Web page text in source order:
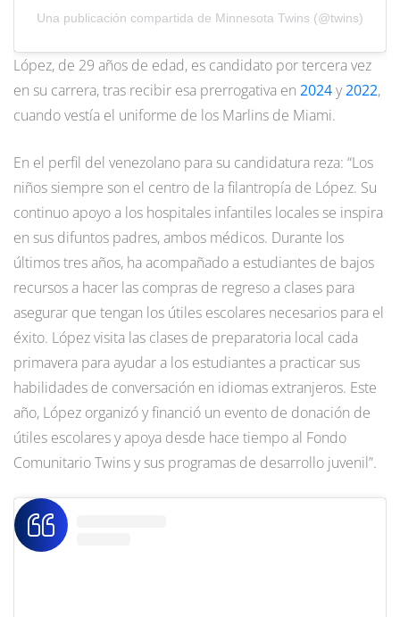
Una publicación compartida de Minnesota Twins (@twins)
López, de 29 años de edad, es candidato por tercera vez
en su carrera, tras recibir esa prerrogativa en 2024y2022,
cuando vestía el uniforme de los Marlins de Miami.
En el perfil del venezolano para su candidatura reza: “Los
niños siempre son el centro de la filantropía de López. Su
continuo apoyo a los hospitales infantiles locales se inspira
en sus difuntos padres, ambos médicos. Durante los
últimos tres años, ha acompañado a estudiantes de bajos
recursos a hacer las compras de regreso a clases para
asegurar que tengan los útiles escolares necesarios para el
éxito. López visita las clases de preparatoria local cada
primavera para ayudar a los estudiantes a practicar sus
habilidades de conversación en idiomas extranjeros. Este
año, López organizó y financió un evento de donación de
útiles escolares y apoya desde hace tiempo al Fondo
Comunitario Twins y sus programas de desarrollo juvenil”.